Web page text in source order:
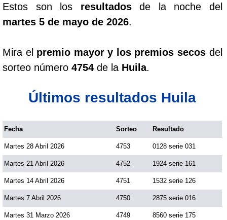
Estos son los resultadosde la noche del
martes 5 de mayo de 2026.
Mira el premio mayor y los premios secosdel
sorteo número 4754 de la Huila.
Últimos resultados Huila
Fecha Sorteo Resultado
Martes 28 Abril 2026 4753 0128 serie 031
Martes 21 Abril 2026 4752 1924 serie 161
Martes 14 Abril 2026 4751 1532 serie 126
Martes 7 Abril 2026 4750 2875 serie 016
Martes 31 Marzo 2026 4749 8560 serie 175